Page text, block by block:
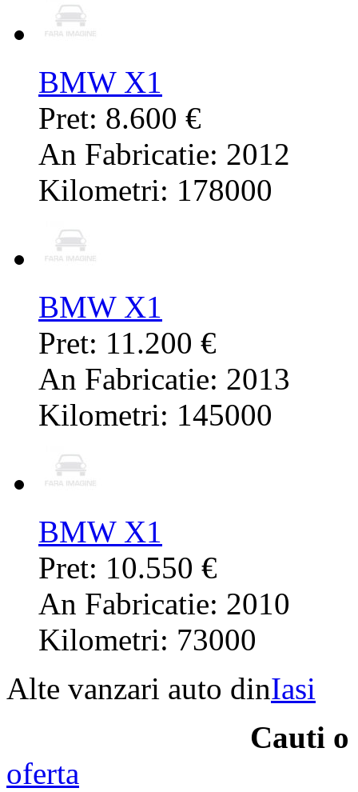
BMW X1
Pret: 8.600 €
An Fabricatie: 2012
Kilometri: 178000
BMW X1
Pret: 11.200 €
An Fabricatie: 2013
Kilometri: 145000
BMW X1
Pret: 10.550 €
An Fabricatie: 2010
Kilometri: 73000
Alte vanzari auto dinIasi
Cauti o
oferta